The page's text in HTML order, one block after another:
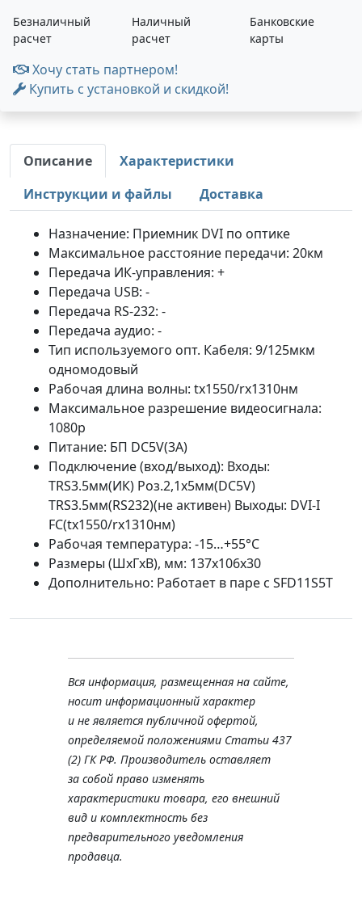
Безналичный
расчет
Наличный
расчет
Банковские
карты
Хочу стать партнером!
Купить с установкой и скидкой!
Описание
Характеристики
Инструкции и файлы
Доставка
Назначение: Приемник DVI по оптике
Максимальное расстояние передачи: 20км
Передача ИК-управления: +
Передача USB: -
Передача RS-232: -
Передача аудио: -
Тип используемого опт. Кабеля: 9/125мкм
одномодовый
Рабочая длина волны: tx1550/rx1310нм
Максимальное разрешение видеосигнала:
1080p
Питание: БП DC5V(3A)
Подключение (вход/выход): Входы:
TRS3.5мм(ИК) Роз.2,1х5мм(DC5V)
TRS3.5мм(RS232)(не активен) Выходы: DVI-I
FC(tx1550/rx1310нм)
Рабочая температура: -15…+55°С
Размеры (ШхГхВ), мм: 137x106x30
Дополнительно: Работает в паре с SFD11S5T
Вся информация, размещенная на сайте,
носит информационный характер
и не является публичной офертой,
определяемой положениями Статьи 437
(2) ГК РФ. Производитель оставляет
за собой право изменять
характеристики товара, его внешний
вид и комплектность без
предварительного уведомления
продавца.